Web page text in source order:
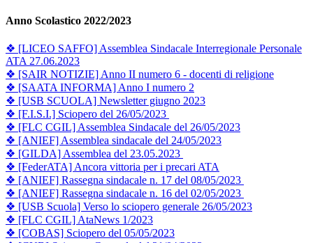
Anno Scolastico 2022/2023
❖ [LICEO SAFFO] Assemblea Sindacale Interregionale Personale
ATA 27.06.2023
❖ [SAIR NOTIZIE] Anno II numero 6 - docenti di religione
❖ [SAATA INFORMA] Anno I numero 2
❖ [USB SCUOLA] Newsletter giugno 2023
❖ [F.I.S.I.] Sciopero del 26/05/2023
❖ [FLC CGIL] Assemblea Sindacale del 26/05/2023
❖ [ANIEF] Assemblea sindacale del 24/05/2023
❖ [GILDA] Assemblea del 23.05.2023
❖ [FederATA] Ancora vittoria per i precari ATA
❖ [ANIEF] Rassegna sindacale n. 17 del 08/05/2023
❖ [ANIEF] Rassegna sindacale n. 16 del 02/05/2023
❖ [USB Scuola] Verso lo sciopero generale 26/05/2023
❖ [FLC CGIL] AtaNews 1/2023
❖ [COBAS] Sciopero del 05/05/2023